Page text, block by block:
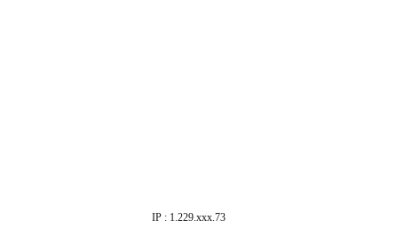
IP : 1.229.xxx.73